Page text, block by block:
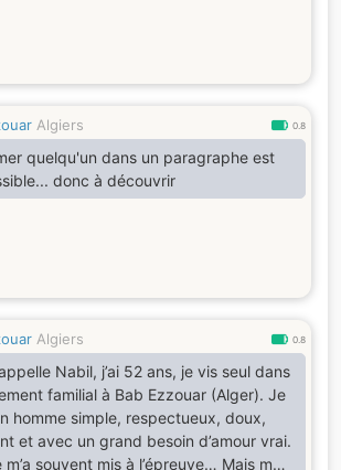
Algiers 0.8
quelqu'un dans un paragraphe est
donc à découvrir
Algiers 0.8
Nabil, j’ai 52 ans, je vis seul dans
familial à Bab Ezzouar (Alger). Je
homme simple, respectueux, doux,
et avec un grand besoin d’amour vrai.
m’a souvent mis à l’épreuve… Mais mon